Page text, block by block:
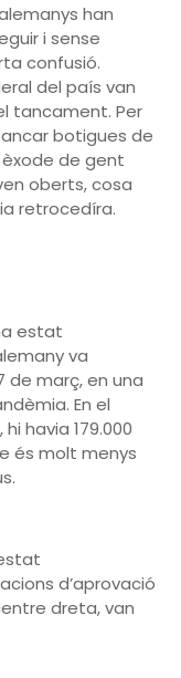
han
i sense
confusió.
del país van
tancament. Per
botigues de
de gent
oberts, cosa
retrocedíra.
estat
va
de març, en una
En el
havia 179.000
és molt menys
d’aprovació
dreta, van